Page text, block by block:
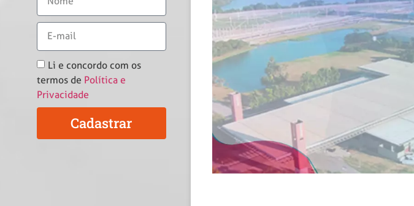
Li e concordo com os
termos de Política e
Privacidade
Cadastrar